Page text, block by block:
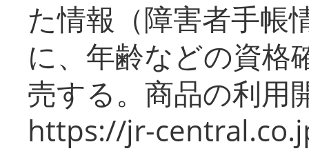
た情報（障害者手帳
に、年齢などの資格
売する。商品の利用
https://jr-